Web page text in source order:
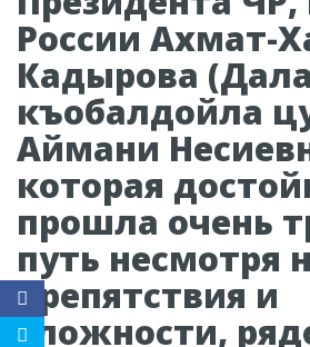
России Ахмат-
Кадырова
къобалдойла
Аймани
которая
прошла очень
путь несмотря
препятствия и
сложности,